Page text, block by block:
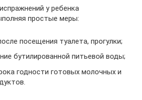
у ребенка
простые меры:
посещения туалета, прогулки;
бутилированной питьевой воды;
годности готовых молочных и